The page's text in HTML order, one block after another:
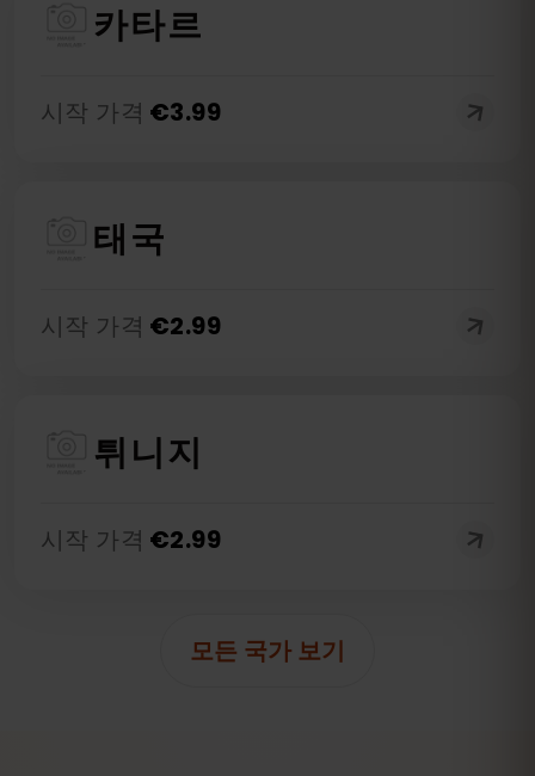
카타르
시작 가격 €3.99
태국
시작 가격 €2.99
튀니지
시작 가격 €2.99
모든 국가 보기